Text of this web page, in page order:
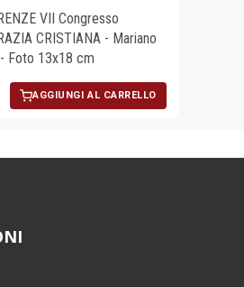
VII Congresso
CRISTIANA - Mariano
- Foto 13x18 cm
AGGIUNGI AL CARRELLO